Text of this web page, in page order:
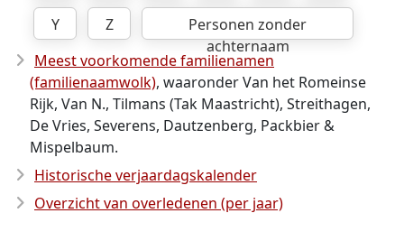
Y
Z
Personen zonder
achternaam
Meest voorkomende familienamen
(familienaamwolk), waaronder Van het Romeinse
Rijk, Van N., Tilmans (Tak Maastricht), Streithagen,
De Vries, Severens, Dautzenberg, Packbier &
Mispelbaum.
Historische verjaardagskalender
Overzicht van overledenen (per jaar)